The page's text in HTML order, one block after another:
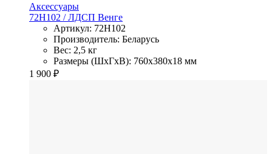
Аксессуары
72H102 / ЛДСП Венге
Артикул: 72H102
Производитель: Беларусь
Вес: 2,5 кг
Размеры (ШхГхВ): 760x380x18 мм
1 900 ₽